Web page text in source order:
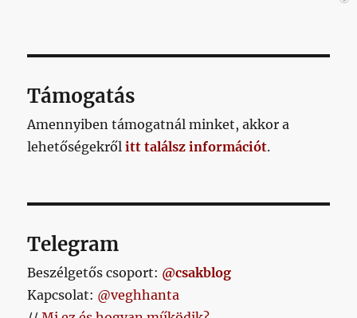
Támogatás
Amennyiben támogatnál minket, akkor a
lehetőségekrőlitt találsz információt.
Telegram
Beszélgetős csoport: @csakblog
Kapcsolat: @veghhanta